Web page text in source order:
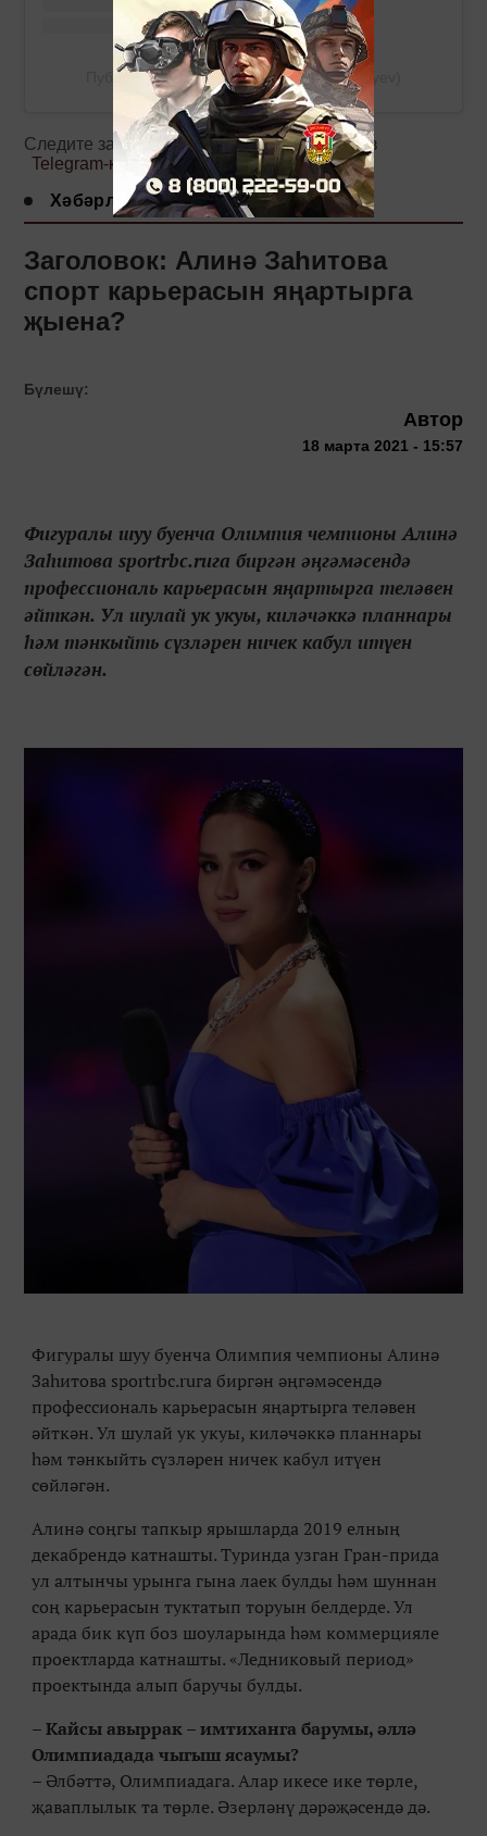
Публикация от Азат Фазлыев (@azatfazlyev)
Следите за самым важным и интересным в
Telegram-канале Татмедиа
Хәбәрләр
Заголовок: Алинә Заһитова
спорт карьерасын яңартырга
җыена?
Бүлешү:
Автор
18 марта 2021 - 15:57
Фигуралы шуу буенча Олимпия чемпионы Алинә
Заһитова sportrbc.ruга биргән әңгәмәсендә
профессиональ карьерасын яңартырга теләвен
әйткән. Ул шулай ук укуы, киләчәккә планнары
һәм тәнкыйть сүзләрен ничек кабул итүен
сөйләгән.
Фигуралы шуу буенча Олимпия чемпионы Алинә
Заһитова sportrbc.ruга биргән әңгәмәсендә
профессиональ карьерасын яңартырга теләвен
әйткән. Ул шулай ук укуы, киләчәккә планнары
һәм тәнкыйть сүзләрен ничек кабул итүен
сөйләгән.
Алинә соңгы тапкыр ярышларда 2019 елның
декабрендә катнашты. Туринда узган Гран-прида
ул алтынчы урынга гына лаек булды һәм шуннан
соң карьерасын туктатып торуын белдерде. Ул
арада бик күп боз шоуларында һәм коммерцияле
проектларда катнашты. «Ледниковый период»
проектында алып баручы булды.
– Кайсы авыррак – имтиханга барумы, әллә
Олимпиадада чыгыш ясаумы?
– Әлбәттә, Олимпиадага. Алар икесе ике төрле,
җаваплылык та төрле. Әзерләнү дәрәҗәсендә дә.